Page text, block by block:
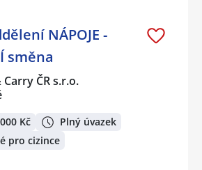
NÁPOJE -
směna
Carry ČR s.r.o.
Kč
Plný úvazek
pro cizince